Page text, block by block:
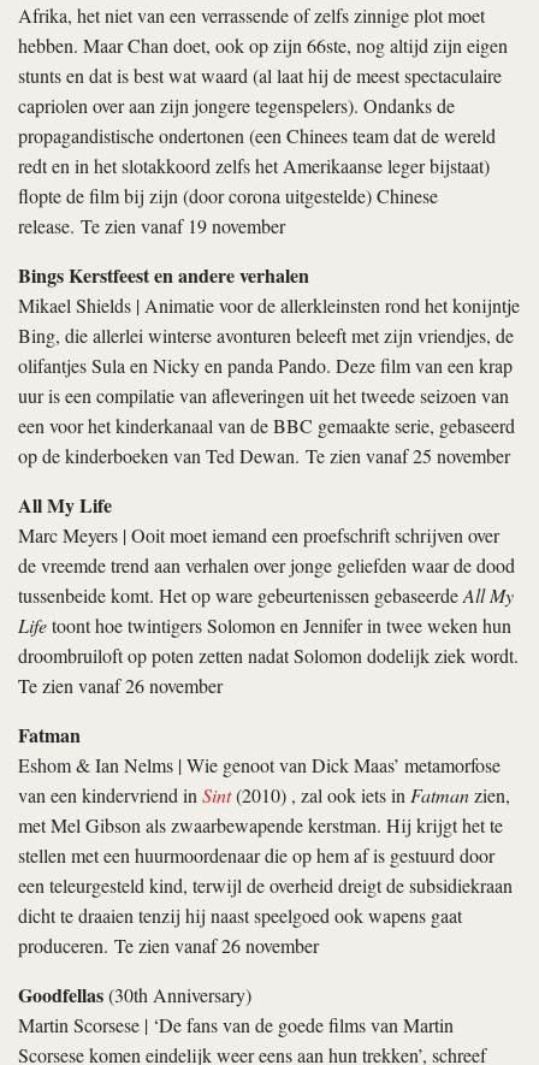
Afrika, het niet van een verrassende of zelfs zinnige plot moet
hebben. Maar Chan doet, ook op zijn 66ste, nog altijd zijn eigen
stunts en dat is best wat waard (al laat hij de meest spectaculaire
capriolen over aan zijn jongere tegenspelers). Ondanks de
propagandistische ondertonen (een Chinees team dat de wereld
redt en in het slotakkoord zelfs het Amerikaanse leger bijstaat)
flopte de film bij zijn (door corona uitgestelde) Chinese
release. Te zien vanaf 19 november
Bings Kerstfeest en andere verhalen
Mikael Shields | Animatie voor de allerkleinsten rond het konijntje
Bing, die allerlei winterse avonturen beleeft met zijn vriendjes, de
olifantjes Sula en Nicky en panda Pando. Deze film van een krap
uur is een compilatie van afleveringen uit het tweede seizoen van
een voor het kinderkanaal van de BBC gemaakte serie, gebaseerd
op de kinderboeken van Ted Dewan. Te zien vanaf 25 november
All My Life
Marc Meyers | Ooit moet iemand een proefschrift schrijven over
de vreemde trend aan verhalen over jonge geliefden waar de dood
tussenbeide komt. Het op ware gebeurtenissen gebaseerdeAll My
Lifetoont hoe twintigers Solomon en Jennifer in twee weken hun
droombruiloft op poten zetten nadat Solomon dodelijk ziek wordt.
Te zien vanaf 26 november
Fatman
Eshom & Ian Nelms | Wie genoot van Dick Maas’ metamorfose
van een kindervriend inSint(2010) , zal ook iets inFatmanzien,
met Mel Gibson als zwaarbewapende kerstman. Hij krijgt het te
stellen met een huurmoordenaar die op hem af is gestuurd door
een teleurgesteld kind, terwijl de overheid dreigt de subsidiekraan
dicht te draaien tenzij hij naast speelgoed ook wapens gaat
produceren. Te zien vanaf 26 november
Goodfellas(30th Anniversary)
Martin Scorsese | ‘De fans van de goede films van Martin
Scorsese komen eindelijk weer eens aan hun trekken’, schreef